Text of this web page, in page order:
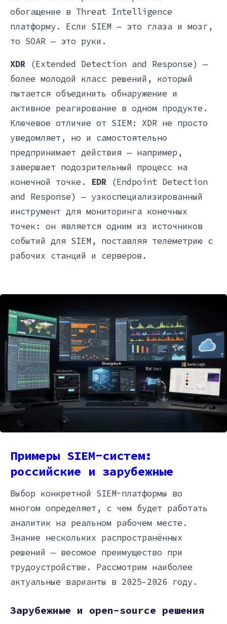
обогащение в Threat Intelligence
платформу. Если SIEM — это глаза и мозг,
то SOAR — это руки.
XDR (Extended Detection and Response) —
более молодой класс решений, который
пытается объединить обнаружение и
активное реагирование в одном продукте.
Ключевое отличие от SIEM: XDR не просто
уведомляет, но и самостоятельно
предпринимает действия — например,
завершает подозрительный процесс на
конечной точке. EDR (Endpoint Detection
and Response) — узкоспециализированный
инструмент для мониторинга конечных
точек: он является одним из источников
событий для SIEM, поставляя телеметрию с
рабочих станций и серверов.
Примеры SIEM-систем:
российские и зарубежные
Выбор конкретной SIEM-платформы во
многом определяет, с чем будет работать
аналитик на реальном рабочем месте.
Знание нескольких распространённых
решений — весомое преимущество при
трудоустройстве. Рассмотрим наиболее
актуальные варианты в 2025–2026 году.
Зарубежные и open-source решения